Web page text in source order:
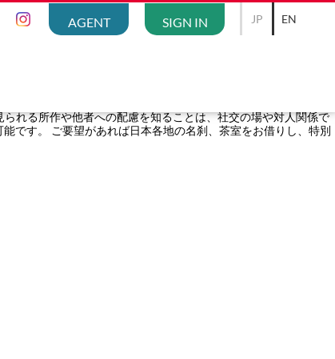
AGENT SIGN IN JP EN
れる所作や他者への配慮を知ることは、社交の場や対人関係で
です。 ご要望があれば日本各地の名刹、茶室をお借りし、特別